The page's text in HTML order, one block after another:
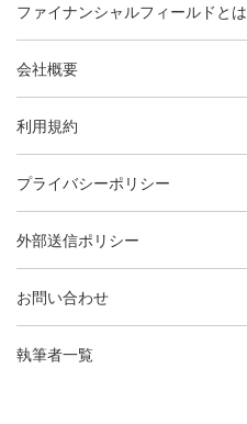
ファイナンシャルフィールドとは
会社概要
利用規約
プライバシーポリシー
外部送信ポリシー
お問い合わせ
執筆者一覧